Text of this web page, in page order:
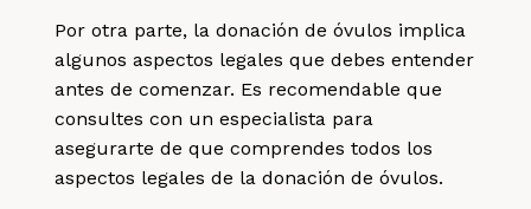
Por otra parte, la donación de óvulos implica
algunos aspectos legales que debes entender
antes de comenzar. Es recomendable que
consultes con un especialista para
asegurarte de que comprendes todos los
aspectos legales de la donación de óvulos.